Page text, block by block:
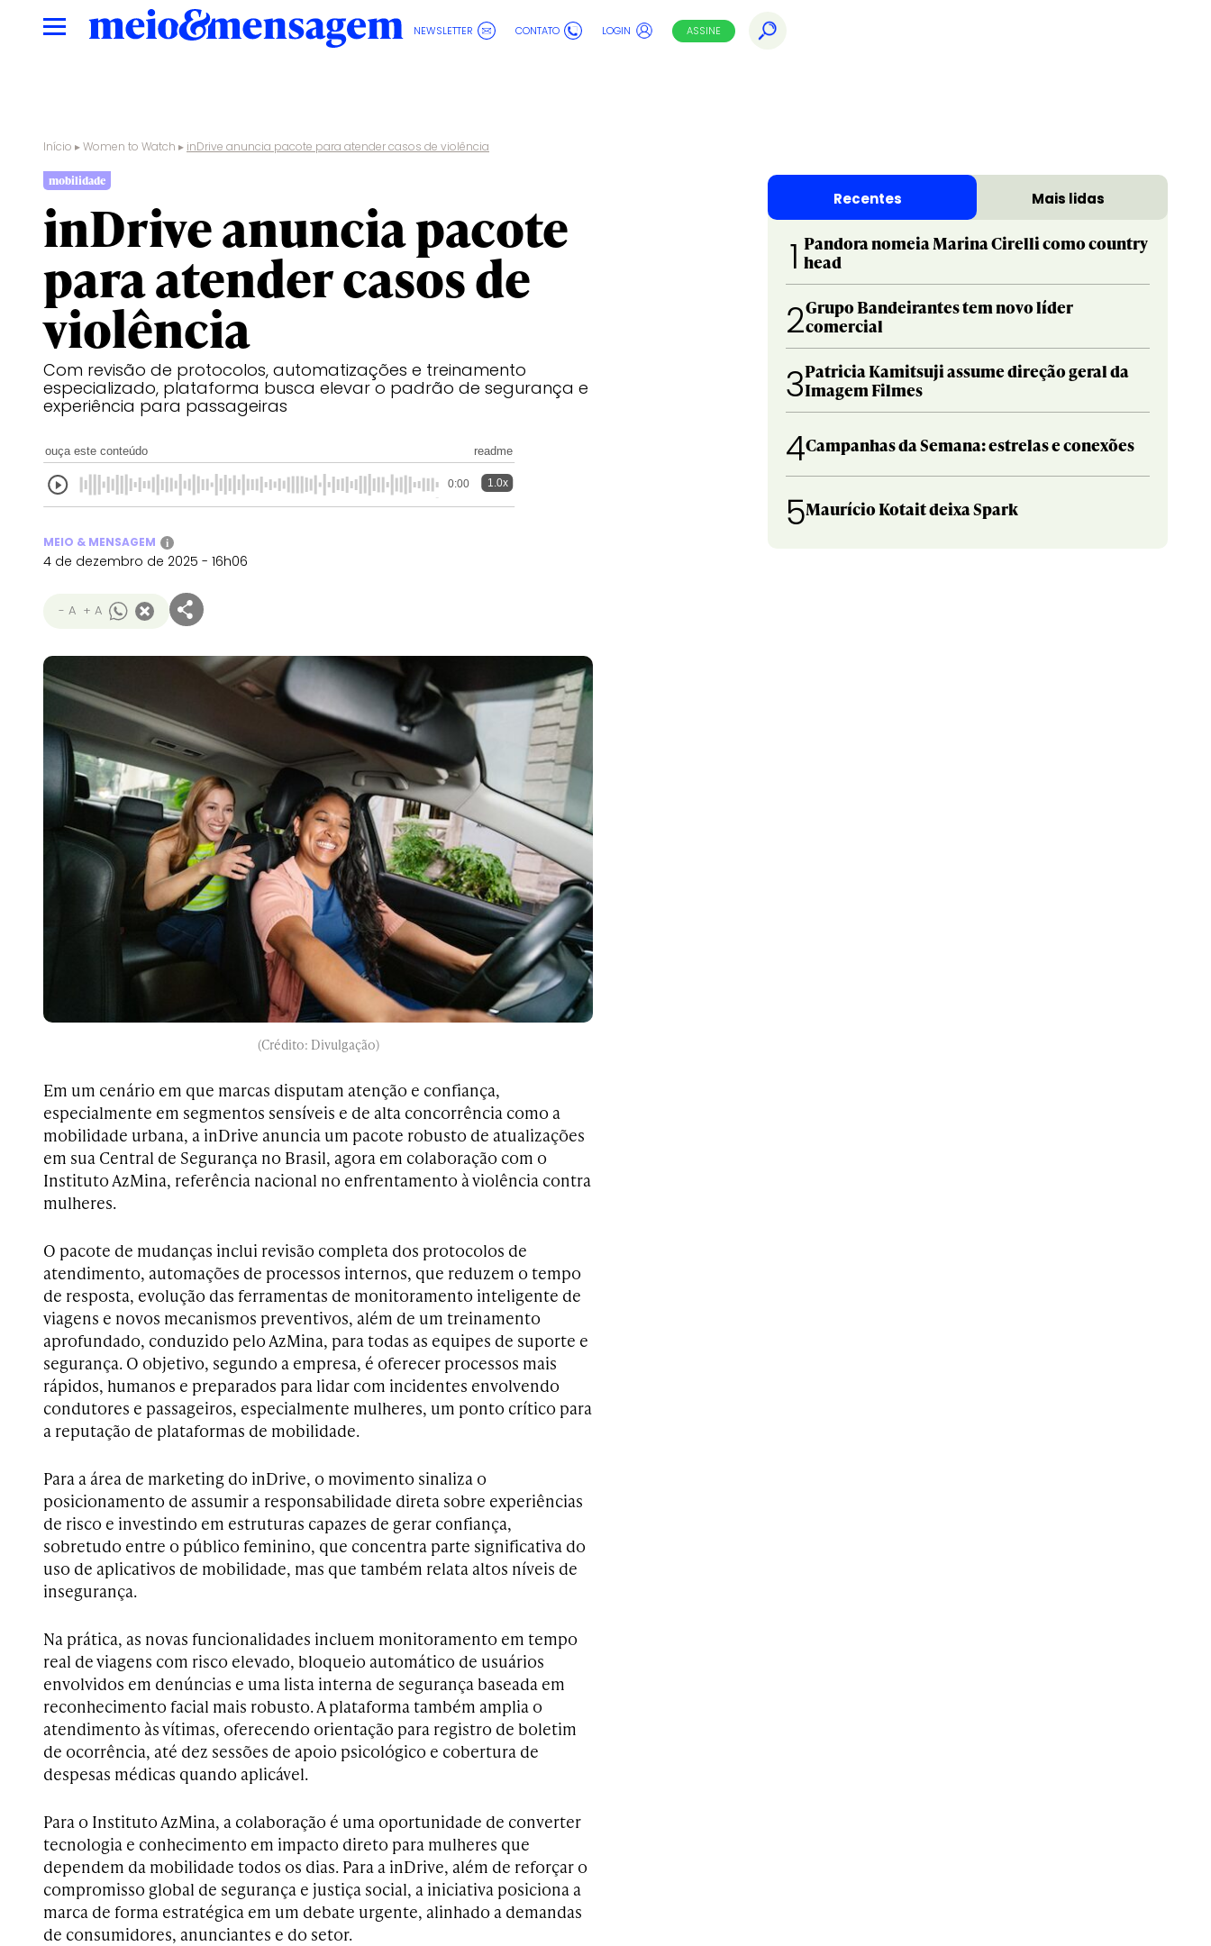
NEWSLETTER CONTATO LOGIN ASSINE
Início ▸Women to Watch ▸ inDrive anuncia pacote para atender casos de violência
mobilidade
inDrive anuncia pacote
para atender casos de
violência
Com revisão de protocolos, automatizações e treinamento
especializado, plataforma busca elevar o padrão de segurança e
experiência para passageiras
ouça este conteúdo readme
0:00 1.0x
MEIO & MENSAGEM i
4 de dezembro de 2025 - 16h06
- A + A
(Crédito: Divulgação)
Em um cenário em que marcas disputam atenção e confiança,
especialmente em segmentos sensíveis e de alta concorrência como a
mobilidade urbana, a inDrive anuncia um pacote robusto de atualizações
em sua Central de Segurança no Brasil, agora em colaboração com o
Instituto AzMina, referência nacional no enfrentamento à violência contra
mulheres.
O pacote de mudanças inclui revisão completa dos protocolos de
atendimento, automações de processos internos, que reduzem o tempo
de resposta, evolução das ferramentas de monitoramento inteligente de
viagens e novos mecanismos preventivos, além de um treinamento
aprofundado, conduzido pelo AzMina, para todas as equipes de suporte e
segurança. O objetivo, segundo a empresa, é oferecer processos mais
rápidos, humanos e preparados para lidar com incidentes envolvendo
condutores e passageiros, especialmente mulheres, um ponto crítico para
a reputação de plataformas de mobilidade.
Para a área de marketing do inDrive, o movimento sinaliza o
posicionamento de assumir a responsabilidade direta sobre experiências
de risco e investindo em estruturas capazes de gerar confiança,
sobretudo entre o público feminino, que concentra parte significativa do
uso de aplicativos de mobilidade, mas que também relata altos níveis de
insegurança.
Na prática, as novas funcionalidades incluem monitoramento em tempo
real de viagens com risco elevado, bloqueio automático de usuários
envolvidos em denúncias e uma lista interna de segurança baseada em
reconhecimento facial mais robusto. A plataforma também amplia o
atendimento às vítimas, oferecendo orientação para registro de boletim
de ocorrência, até dez sessões de apoio psicológico e cobertura de
despesas médicas quando aplicável.
Para o Instituto AzMina, a colaboração é uma oportunidade de converter
tecnologia e conhecimento em impacto direto para mulheres que
dependem da mobilidade todos os dias. Para a inDrive, além de reforçar o
compromisso global de segurança e justiça social, a iniciativa posiciona a
marca de forma estratégica em um debate urgente, alinhado a demandas
de consumidores, anunciantes e do setor.
Recentes Mais lidas
1 Pandora nomeia Marina Cirelli como country
head
2Grupo Bandeirantes tem novo líder
comercial
3Patricia Kamitsuji assume direção geral da
Imagem Filmes
4Campanhas da Semana: estrelas e conexões
5Maurício Kotait deixa Spark